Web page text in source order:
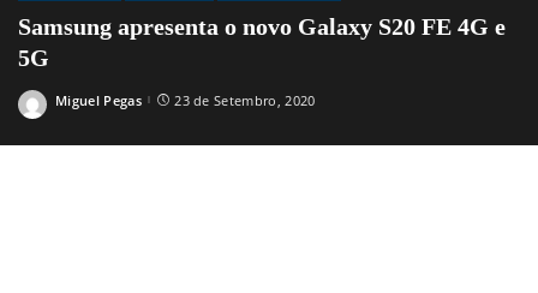
Samsung apresenta o novo Galaxy S20 FE 4G e
5G
Posted
Miguel Pegas 23 de Setembro, 2020